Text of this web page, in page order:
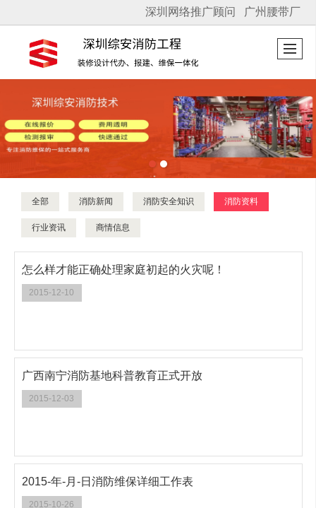
很遗憾，因您的浏览器版本过低导致无法获得最佳浏览体验，推荐下载安装谷歌浏览器！
深圳网络推广顾问 广州腰带厂
全部 消防新闻 消防安全知识 消防资料
行业资讯 商情信息
怎么样才能正确处理家庭初起的火灾呢！
2015-12-10
广西南宁消防基地科普教育正式开放
2015-12-03
2015-年-月-日消防维保详细工作表
2015-10-26